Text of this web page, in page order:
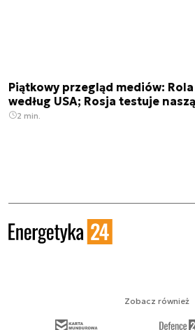
Piątkowy przegląd mediów:
według USA; Rosja testuje
2 min.
Zobacz również